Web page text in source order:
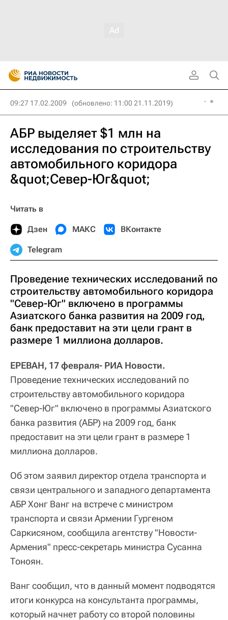
09:27 17.02.2009 (обновлено: 11:00 21.11.2019)
АБР выделяет $1 млн на
исследования по строительству
автомобильного коридора
&quot;Север-Юг&quot;
Читать в
Дзен МАКС ВКонтакте
Telegram
Проведение технических исследований по
строительству автомобильного коридора
"Север-Юг" включено в программы
Азиатского банка развития на 2009 год,
банк предоставит на эти цели грант в
размере 1 миллиона долларов.
ЕРЕВАН, 17 февраля- РИА Новости.
Проведение технических исследований по
строительству автомобильного коридора
"Север-Юг" включено в программы Азиатского
банка развития (АБР) на 2009 год, банк
предоставит на эти цели грант в размере 1
миллиона долларов.
Об этом заявил директор отдела транспорта и
связи центрального и западного департамента
АБР Хонг Ванг на встрече с министром
транспорта и связи Армении Гургеном
Саркисяном, сообщила агентству "Новости-
Армения" пресс-секретарь министра Сусанна
Тоноян.
Ванг сообщил, что в данный момент подводятся
итоги конкурса на консультанта программы,
который начнет работу со второй половины